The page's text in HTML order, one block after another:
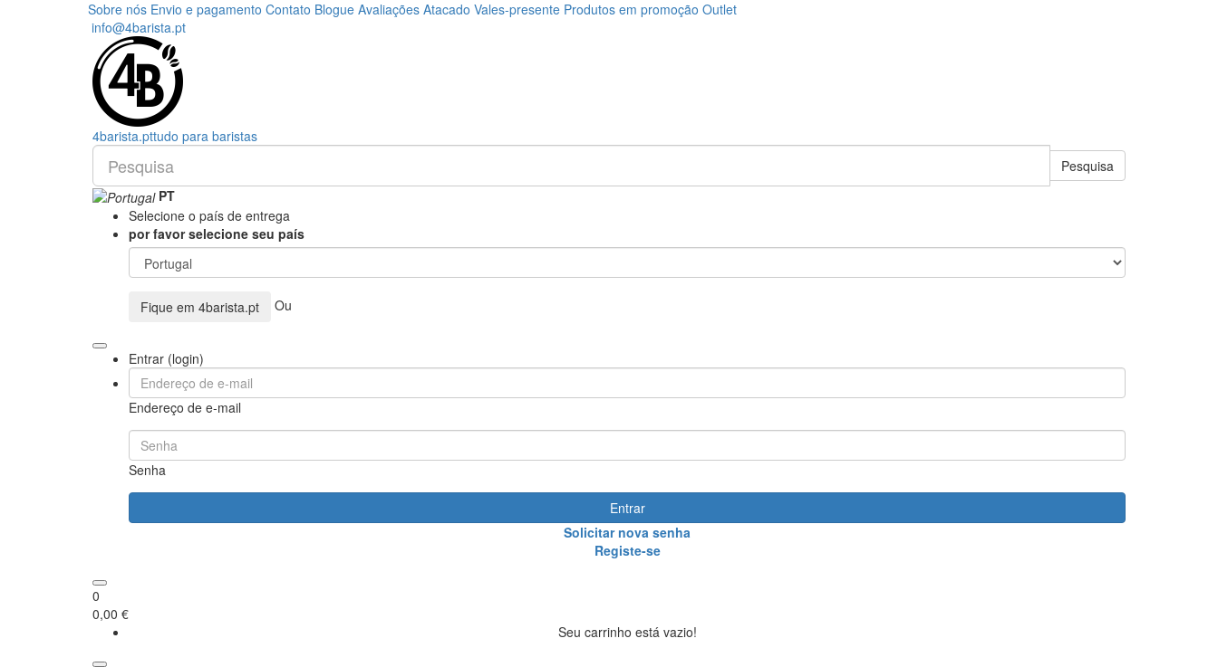
Sobre nós Envio e pagamento Contato Blogue Avaliações Atacado Vales-presente Produtos em promoção Outlet
info@4barista.pt
4barista.pttudo para baristas
Pesquisa
PT
Selecione o país de entrega
por favor selecione seu país
Fique em 4barista.pt Ou
Entrar (login)
Endereço de e-mail
Senha
Entrar
Solicitar nova senha
Registe-se
0
0,00 €
Seu carrinho está vazio!